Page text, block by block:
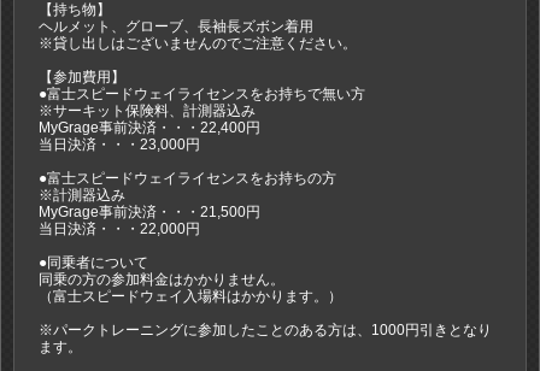
【持ち物】
ヘルメット、グローブ、長袖長ズボン着用
※貸し出しはございませんのでご注意ください。
【参加費用】
●富士スピードウェイライセンスをお持ちで無い方
※サーキット保険料、計測器込み
MyGrage事前決済・・・22,400円
当日決済・・・23,000円
●富士スピードウェイライセンスをお持ちの方
※計測器込み
MyGrage事前決済・・・21,500円
当日決済・・・22,000円
●同乗者について
同乗の方の参加料金はかかりません。
（富士スピードウェイ入場料はかかります。）
※パークトレーニングに参加したことのある方は、1000円引きとなり
ます。